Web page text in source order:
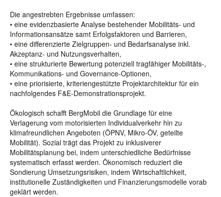
Die angestrebten Ergebnisse umfassen:
• eine evidenzbasierte Analyse bestehender Mobilitäts- und
Informationsansätze samt Erfolgsfaktoren und Barrieren,
• eine differenzierte Zielgruppen- und Bedarfsanalyse inkl.
Akzeptanz- und Nutzungsverhalten,
• eine strukturierte Bewertung potenziell tragfähiger Mobilitäts-,
Kommunikations- und Governance-Optionen,
• eine priorisierte, kriteriengestützte Projektarchitektur für ein
nachfolgendes F&E-Demonstrationsprojekt.
Ökologisch schafft BergMobil die Grundlage für eine
Verlagerung vom motorisierten Individualverkehr hin zu
klimafreundlichen Angeboten (ÖPNV, Mikro-ÖV, geteilte
Mobilität). Sozial trägt das Projekt zu inklusiverer
Mobilitätsplanung bei, indem unterschiedliche Bedürfnisse
systematisch erfasst werden. Ökonomisch reduziert die
Sondierung Umsetzungsrisiken, indem Wirtschaftlichkeit,
institutionelle Zuständigkeiten und Finanzierungsmodelle vorab
geklärt werden.